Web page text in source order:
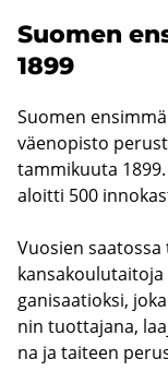
Suo­men
1899
Suo­men
väen­opis­to
tam­mi­kuu­ta
aloit­ti 500
Vuo­sien
ga­ni­saa­tiok­si,
nin tuot­ta­ja­na,
na ja tai­teen